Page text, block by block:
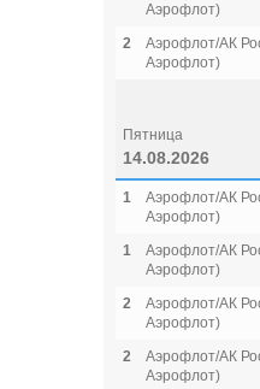
Аэрофлот)
2
Аэрофлот/АК
Аэрофлот)
Пятница
14.08.2026
1
Аэрофлот/АК
Аэрофлот)
1
Аэрофлот/АК
Аэрофлот)
2
Аэрофлот/АК
Аэрофлот)
2
Аэрофлот/АК
Аэрофлот)